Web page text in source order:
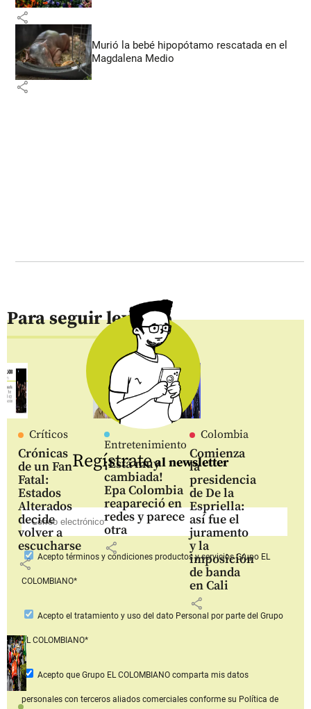
share
Murió la bebé hipopótamo rescatada en el
Magdalena Medio
share
Para seguir leyendo
Críticos
Crónicas
de un Fan
Fatal:
Estados
Alterados
decide
volver a
escucharse
share
Entretenimiento
¡Está muy
cambiada!
Epa Colombia
reapareció en
redes y parece
otra
share
Colombia
Comienza
la
presidencia
de De la
Espriella:
así fue el
juramento
y la
imposición
de banda
en Cali
share
Regístrateal newsletter
Aceptotérminos y condiciones productos y serviciosGrupo EL
COLOMBIANO*
Acepto el tratamiento y uso del dato Personal por parte del Grupo
EL COLOMBIANO*
Acepto que Grupo EL COLOMBIANOcomparta mis datos
personales con terceros aliados comerciales conforme su Política de